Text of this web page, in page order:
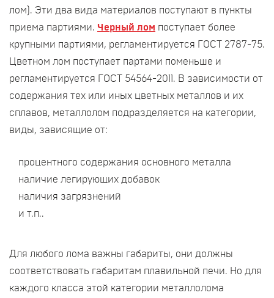
лом). Эти два вида материалов поступают в пункты
приема партиями. Черный лом поступает более
крупными партиями, регламентируется ГОСТ 2787-75.
Цветном лом поступает партами поменьше и
регламентируется ГОСТ 54564-2011. В зависимости от
содержания тех или иных цветных металлов и их
сплавов, металлолом подразделяется на категории,
виды, зависящие от:
процентного содержания основного металла
наличие легирующих добавок
наличия загрязнений
и т.п..
Для любого лома важны габариты, они должны
соответствовать габаритам плавильной печи. Но для
каждого класса этой категории металлолома